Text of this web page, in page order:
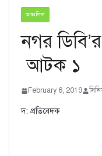
আঞ্চলিক
নগর
আটক ১
February 6, 2019
দ: প্রতিবেদক